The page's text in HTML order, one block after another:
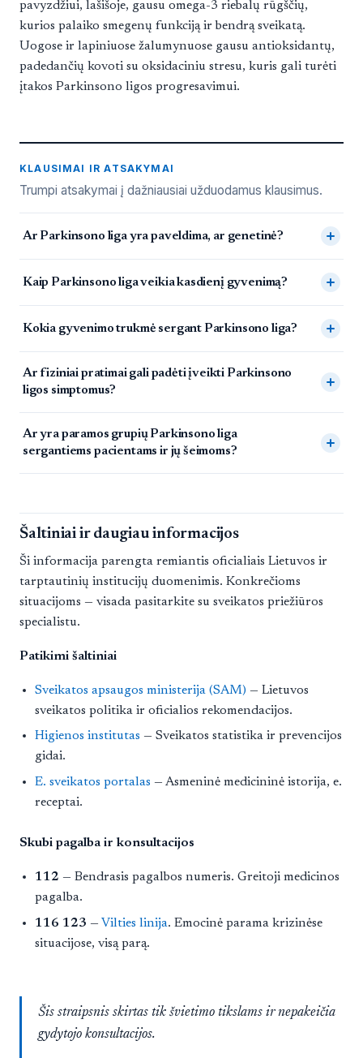
pavyzdžiui, lašišoje, gausu omega-3 riebalų rūgščių,
kurios palaiko smegenų funkciją ir bendrą sveikatą.
Uogose ir lapiniuose žalumynuose gausu antioksidantų,
padedančių kovoti su oksidaciniu stresu, kuris gali turėti
įtakos Parkinsono ligos progresavimui.
KLAUSIMAI IR ATSAKYMAI
Trumpi atsakymai į dažniausiai užduodamus klausimus.
Ar Parkinsono liga yra paveldima, ar genetinė?
Kaip Parkinsono liga veikia kasdienį gyvenimą?
Kokia gyvenimo trukmė sergant Parkinsono liga?
Ar fiziniai pratimai gali padėti įveikti Parkinsono
ligos simptomus?
Ar yra paramos grupių Parkinsono liga
sergantiems pacientams ir jų šeimoms?
Šaltiniai ir daugiau informacijos
Ši informacija parengta remiantis oficialiais Lietuvos ir
tarptautinių institucijų duomenimis. Konkrečioms
situacijoms — visada pasitarkite su sveikatos priežiūros
specialistu.
Patikimi šaltiniai
Sveikatos apsaugos ministerija (SAM) — Lietuvos
sveikatos politika ir oficialios rekomendacijos.
Higienos institutas — Sveikatos statistika ir prevencijos
gidai.
E. sveikatos portalas — Asmeninė medicininė istorija, e.
receptai.
Skubi pagalba ir konsultacijos
112 — Bendrasis pagalbos numeris. Greitoji medicinos
pagalba.
116 123 —Vilties linija. Emocinė parama krizinėse
situacijose, visą parą.
Šis straipsnis skirtas tik švietimo tikslams ir nepakeičia
gydytojo konsultacijos.